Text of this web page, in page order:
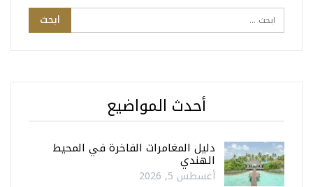
أحدث المواضيع
دليل المغامرات الفاخرة في المحيط
الهندي
أغسطس 5, 2026